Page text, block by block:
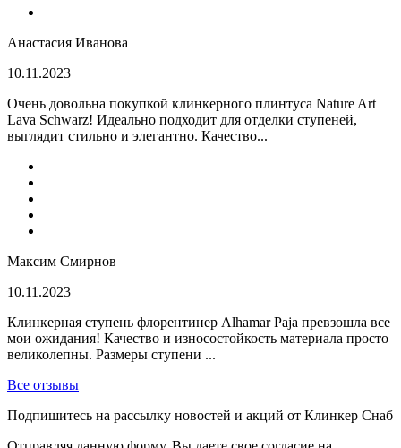
Анастасия Иванова
10.11.2023
Очень довольна покупкой клинкерного плинтуса Nature Art
Lava Schwarz! Идеально подходит для отделки ступеней,
выглядит стильно и элегантно. Качество...
Максим Смирнов
10.11.2023
Клинкерная ступень флорентинер Alhamar Paja превзошла все
мои ожидания! Качество и износостойкость материала просто
великолепны. Размеры ступени ...
Все отзывы
Подпишитесь на рассылку новостей и акций от Клинкер Снаб